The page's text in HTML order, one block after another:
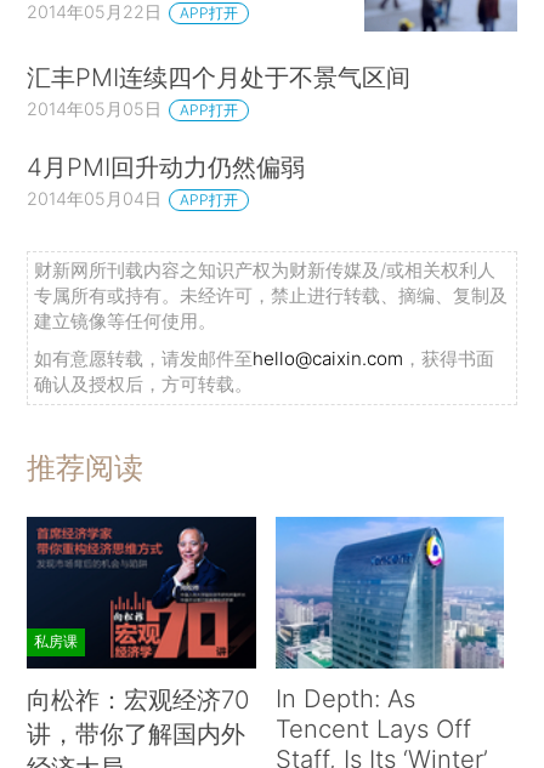
2014年05月22日 APP打开
汇丰PMI连续四个月处于不景气区间
2014年05月05日 APP打开
4月PMI回升动力仍然偏弱
2014年05月04日 APP打开
财新网所刊载内容之知识产权为财新传媒及/或相关权利人
专属所有或持有。未经许可，禁止进行转载、摘编、复制及
建立镜像等任何使用。
如有意愿转载，请发邮件至hello@caixin.com ，获得书面
确认及授权后，方可转载。
推荐阅读
私房课
向松祚：宏观经济70
讲，带你了解国内外
In Depth: As
Tencent Lays Off
Staff, Is Its ‘Winter’